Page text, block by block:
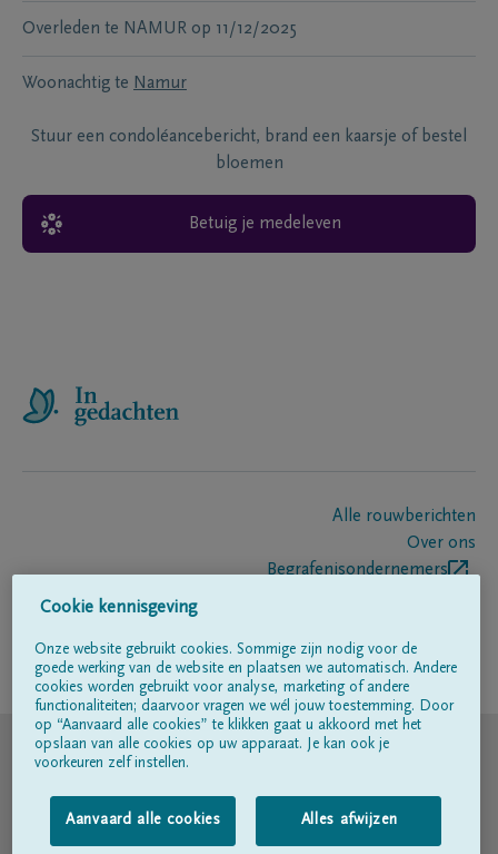
Overleden te NAMUR op 11/12/2025
Woonachtig te Namur
Stuur een condoléancebericht, brand een kaarsje of bestel
bloemen
Betuig je medeleven
Alle rouwberichten
Over ons
Begrafenisondernemers
Volg ons op
© DELA
Gebruiksvoorwaarden
Privacyverklaring
Cookie kennisgeving
Onze website gebruikt cookies. Sommige zijn nodig voor de
goede werking van de website en plaatsen we automatisch. Andere
cookies worden gebruikt voor analyse, marketing of andere
functionaliteiten; daarvoor vragen we wél jouw toestemming. Door
op “Aanvaard alle cookies” te klikken gaat u akkoord met het
opslaan van alle cookies op uw apparaat. Je kan ook je
voorkeuren zelf instellen.
Aanvaard alle cookies Alles afwijzen